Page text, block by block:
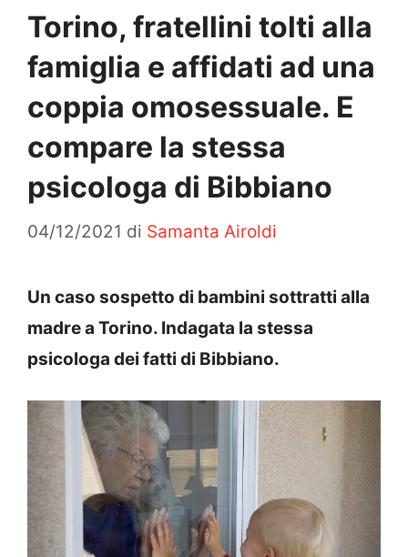
Torino, fratellini tolti alla
famiglia e affidati ad una
coppia omosessuale. E
compare la stessa
psicologa di Bibbiano
04/12/2021 di Samanta Airoldi
Un caso sospetto di bambini sottratti alla
madre a Torino. Indagata la stessa
psicologa dei fatti di Bibbiano.